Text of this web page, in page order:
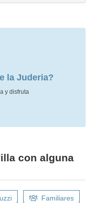
la Juderia?
y disfruta
con alguna
Familiares